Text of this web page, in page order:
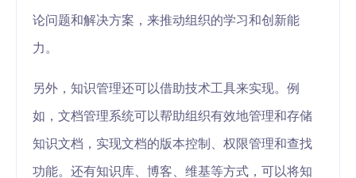
论问题和解决方案，来推动组织的学习和创新能
力。
另外，知识管理还可以借助技术工具来实现。例
如，文档管理系统可以帮助组织有效地管理和存储
知识文档，实现文档的版本控制、权限管理和查找
功能。还有知识库、博客、维基等方式，可以将知